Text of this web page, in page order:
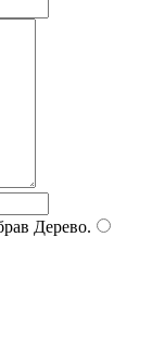
Дерево.